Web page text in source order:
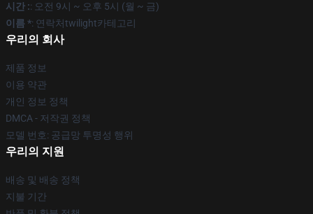
시간 :: 오전 9시 ~ 오후 5시 (월 ~ 금)
이름 *: 연락처twilight카테고리
우리의 회사
제품 정보
이용 약관
개인 정보 정책
DMCA - 저작권 정책
모델 번호: 공급망 투명성 행위
우리의 지원
배송 및 배송 정책
지불 기간